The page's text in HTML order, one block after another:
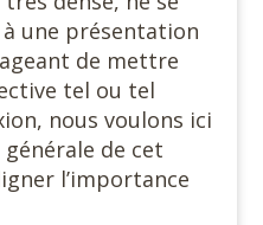
une présentation
de mettre
tel ou tel
nous voulons ici
de cet
l’importance